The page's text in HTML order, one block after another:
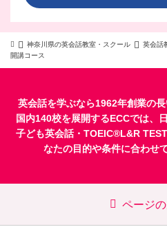
神奈川県の英会話教室・スクール
英会話
開講コース
英会話を学ぶなら1962年創業の
国内140校を展開するECCでは、
子ども英会話・ TOEIC®L&R
なたの目的や条件に合わせ
ページ